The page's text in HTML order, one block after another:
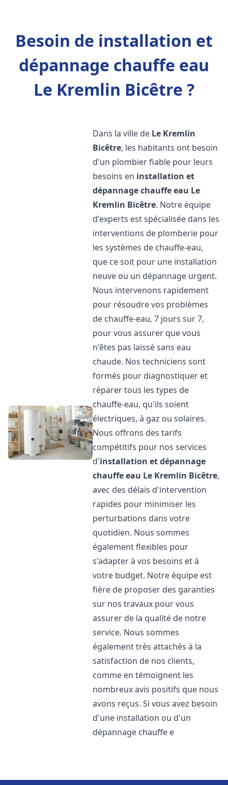
Besoin de installation et
dépannage chauffe eau
Le Kremlin Bicêtre ?
Dans la ville de Le Kremlin
Bicêtre, les habitants ont besoin
d'un plombier fiable pour leurs
besoins en installation et
dépannage chauffe eau Le
Kremlin Bicêtre. Notre équipe
d'experts est spécialisée dans les
interventions de plomberie pour
les systèmes de chauffe-eau,
que ce soit pour une installation
neuve ou un dépannage urgent.
Nous intervenons rapidement
pour résoudre vos problèmes
de chauffe-eau, 7 jours sur 7,
pour vous assurer que vous
n'êtes pas laissé sans eau
chaude. Nos techniciens sont
formés pour diagnostiquer et
réparer tous les types de
chauffe-eau, qu'ils soient
électriques, à gaz ou solaires.
Nous offrons des tarifs
compétitifs pour nos services
d'installation et dépannage
chauffe eau Le Kremlin Bicêtre,
avec des délais d'intervention
rapides pour minimiser les
perturbations dans votre
quotidien. Nous sommes
également flexibles pour
s'adapter à vos besoins et à
votre budget. Notre équipe est
fière de proposer des garanties
sur nos travaux pour vous
assurer de la qualité de notre
service. Nous sommes
également très attachés à la
satisfaction de nos clients,
comme en témoignent les
nombreux avis positifs que nous
avons reçus. Si vous avez besoin
d'une installation ou d'un
dépannage chauffe e